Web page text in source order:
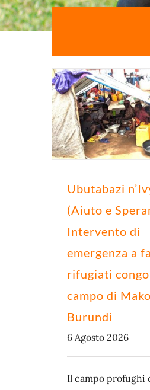
(Aiuto e Speranza).
Intervento di
emergenza a favore
dei rifugiati congolesi
del campo di Makombe
Ubutabazi
(Aiuto e
Intervento di
emergenza a
rifugiati
campo di
Burundi
6 Agosto 2026
Il campo profughi